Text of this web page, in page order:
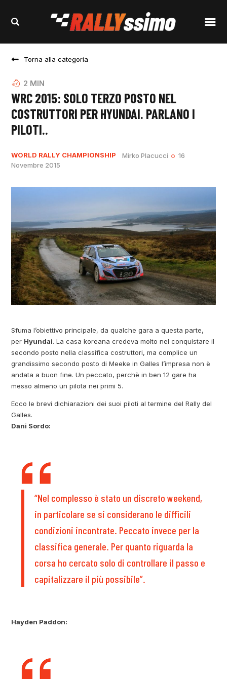
Torna alla categoria
2 MIN
WRC 2015: SOLO TERZO POSTO NEL
COSTRUTTORI PER HYUNDAI. PARLANO I
PILOTI..
WORLD RALLY CHAMPIONSHIP Mirko Placucci
16
Novembre 2015
Sfuma l’obiettivo principale, da qualche gara a questa parte,
per Hyundai. La casa koreana credeva molto nel conquistare il
secondo posto nella classifica costruttori, ma complice un
grandissimo secondo posto di Meeke in Galles l’impresa non è
andata a buon fine. Un peccato, perchè in ben 12 gare ha
messo almeno un pilota nei primi 5.
Ecco le brevi dichiarazioni dei suoi piloti al termine del Rally del
Galles.
Dani Sordo:
“Nel complesso è stato un discreto weekend,
in particolare se si considerano le difficili
condizioni incontrate. Peccato invece per la
classifica generale. Per quanto riguarda la
corsa ho cercato solo di controllare il passo e
capitalizzare il più possibile”.
Hayden Paddon: